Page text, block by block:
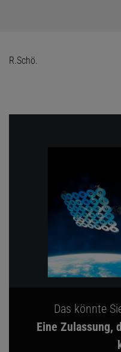
R.Schö.
Das könnte
Eine Zulassung,